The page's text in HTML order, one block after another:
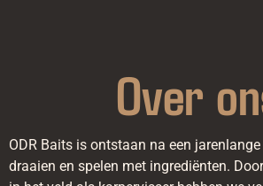
Over
ODR Baits is ontstaan na een
draaien en spelen met ingrediënten.